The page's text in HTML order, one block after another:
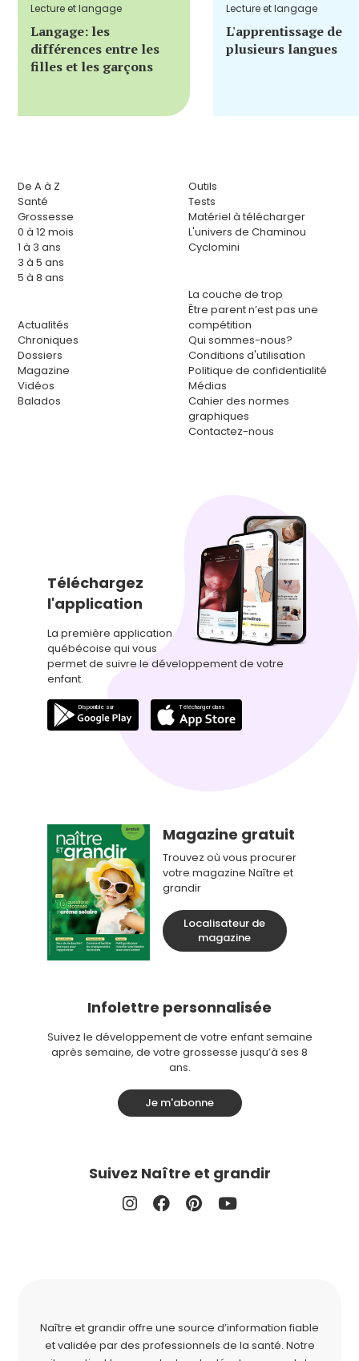
Lecture et langage
Langage: les
différences entre les
filles et les garçons
Lecture et langage
L'apprentissage de
plusieurs langues
De A à Z
Santé
Grossesse
0 à 12 mois
1 à 3 ans
3 à 5 ans
5 à 8 ans
Actualités
Chroniques
Dossiers
Magazine
Vidéos
Balados
Outils
Tests
Matériel à télécharger
L'univers de Chaminou
Cyclomini
La couche de trop
Être parent n’est pas une
compétition
Qui sommes-nous?
Conditions d'utilisation
Politique de confidentialité
Médias
Cahier des normes
graphiques
Contactez-nous
Téléchargez
l'application
La première application
québécoise qui vous
permet de suivre le développement de votre
enfant.
Magazine gratuit
Trouvez où vous procurer
votre magazine Naître et
grandir
Localisateur de
magazine
Infolettre personnalisée
Suivez le développement de votre enfant semaine
après semaine, de votre grossesse jusqu’à ses 8
ans.
Je m'abonne
Suivez Naître et grandir
Naître et grandir offre une source d’information fiable
et validée par des professionnels de la santé. Notre